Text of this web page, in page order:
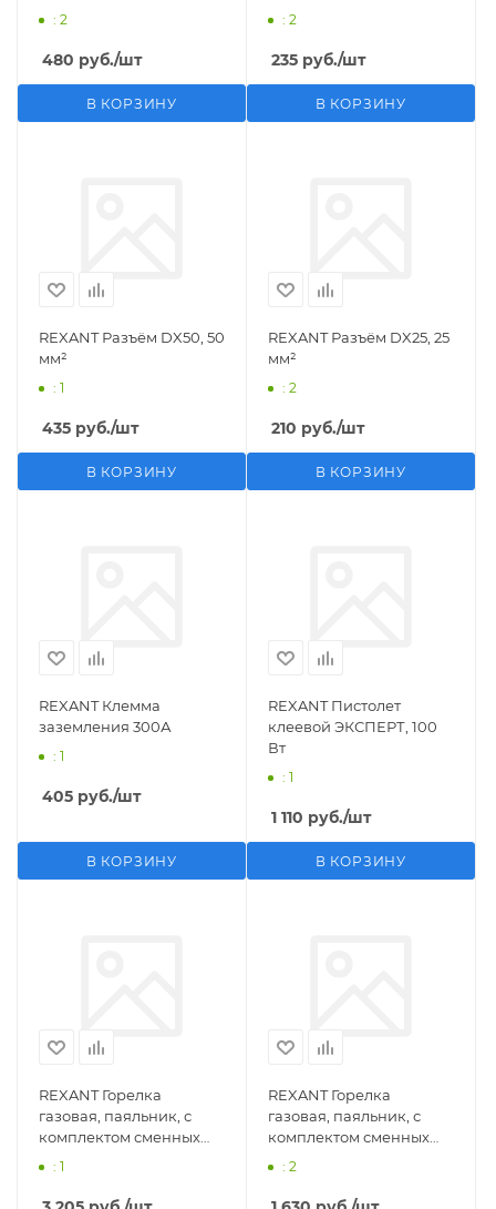
: 2
480 руб./шт
В КОРЗИНУ
: 2
235 руб./шт
В КОРЗИНУ
REXANT Разъём DX50, 50
мм²
: 1
435 руб./шт
В КОРЗИНУ
REXANT Разъём DX25, 25
мм²
: 2
210 руб./шт
В КОРЗИНУ
REXANT Клемма
заземления 300А
: 1
405 руб./шт
В КОРЗИНУ
REXANT Пистолет
клеевой ЭКСПЕРТ, 100
Вт
: 1
1 110 руб./шт
В КОРЗИНУ
REXANT Горелка
газовая, паяльник, с
комплектом сменных
насадок, 11 предметов
: 1
REXANT Горелка
газовая, паяльник, с
комплектом сменных
насадок, 3 предмета
: 2